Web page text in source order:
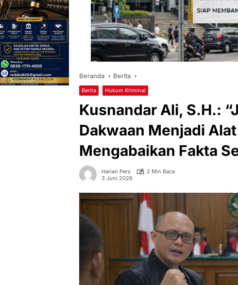
Beranda Berita
Berita Hukum Kriminal
Kusnandar Ali, S.H.:
Dakwaan Menjadi
Mengabaikan Fakta
Harian Pers
2 Min Baca
3 Juni 2026